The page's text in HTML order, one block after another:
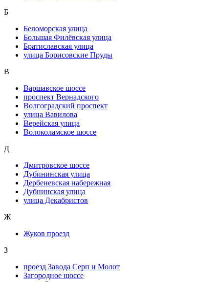
Б
Беломорская улица
Большая Филёвская улица
Братиславская улица
улица Борисовские Пруды
В
Варшавское шоссе
проспект Вернадского
Волгоградский проспект
улица Вавилова
Верейская улица
Волоколамское шоссе
Д
Дмитровское шоссе
Дубининская улица
Дербеневская набережная
Дубнинская улица
улица Декабристов
Ж
Жуков проезд
З
проезд Завода Серп и Молот
Загородное шоссе